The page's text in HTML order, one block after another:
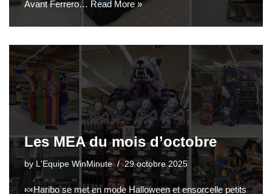
Avant Ferrero… Read More »
Les MEA du mois d’octobre
by L'Equipe WinMinute 29 octobre 2025
🍬​Haribo se met en mode Halloween et ensorcelle petits